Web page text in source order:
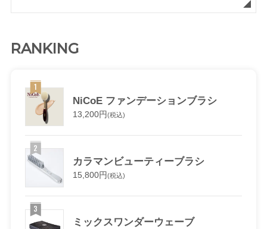
RANKING
NiCoE ファンデーションブラシ
13,200円(税込)
カラマンビューティーブラシ
15,800円(税込)
ミックスワンダーウェーブ